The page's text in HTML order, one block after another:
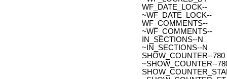
WF_DATE_LOCK--
~WF_DATE_LOCK--
WF_COMMENTS--
~WF_COMMENTS--
IN_SECTIONS--N
~IN_SECTIONS--N
SHOW_COUNTER--780
~SHOW_COUNTER--